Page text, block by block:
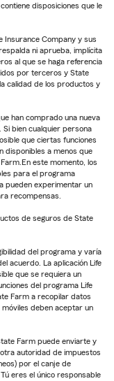
disposiciones que le
Insurance Company y sus
ni aprueba, implícita
al que se haga referencia
por terceros y State
calidad de los productos y
han comprado una nueva
Si bien cualquier persona
que ciertas funciones
disponibles a menos que
este momento, los
para el programa
pueden experimentar un
recompensas.
de seguros de State
del programa y varía
acuerdo. La aplicación Life
que se requiera un
del programa Life
Farm a recopilar datos
deben aceptar un
Farm puede enviarte y
autoridad de impuestos
por el canje de
eres el único responsable